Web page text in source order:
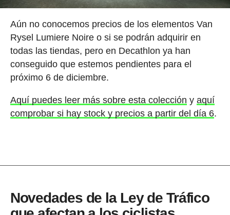
Aún no conocemos precios de los elementos Van
Rysel Lumiere Noire o si se podrán adquirir en
todas las tiendas, pero en Decathlon ya han
conseguido que estemos pendientes para el
próximo 6 de diciembre.
Aquí puedes leer más sobre esta colección y aquí
comprobar si hay stock y precios a partir del día 6.
Novedades de la Ley de Tráfico